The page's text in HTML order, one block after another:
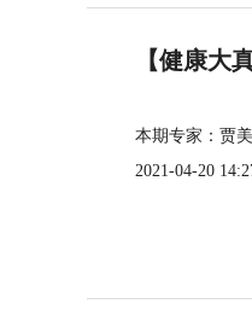
【健康大
本期专家：贾
2021-04-20